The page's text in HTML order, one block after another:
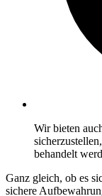
Wir bieten
behandelt
Ganz gleich, ob es
sichere